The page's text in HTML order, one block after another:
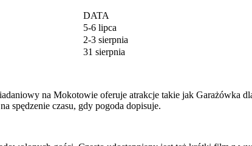
DATA
5-6 lipca
2-3 sierpnia
31 sierpnia
na Mokotowie oferuje atrakcje takie jak Garażówka
spędzenie czasu, gdy pogoda dopisuje.